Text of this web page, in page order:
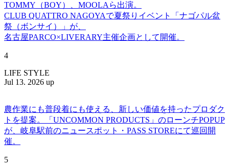
TOMMY（BOY）、MOOLAら出演。
CLUB QUATTRO NAGOYAで夏祭りイベント「ナゴパル盆
祭（ボンサイ）」が、
名古屋PARCO×LIVERARY主催企画として開催。
4
LIFE STYLE
Jul 13. 2026 up
農作業にも普段着にも使える、新しい価値を持ったプロダク
トを提案。「UNCOMMON PRODUCTS」のローンチPOPUP
が、岐阜駅前のニュースポット・PASS STOREにて巡回開
催。
5